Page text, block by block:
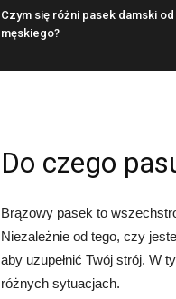
Czym się różni pasek damski od
męskiego?
Do czego
Brązowy pasek to
Niezależnie od tego, czy
aby uzupełnić Twój strój. W
różnych sytuacjach.